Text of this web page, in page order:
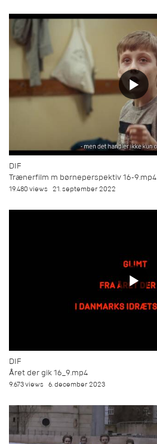
DIF
Trænerfilm m børneperspektiv 16-9.mp4
19.480 views 21. september 2022
DIF
Året der gik 16_9.mp4
9.673 views 6. december 2023